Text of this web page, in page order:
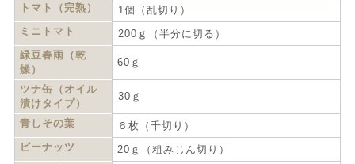
トマト（完熟）
1個（乱切り）
ミニトマト
200ｇ（半分に切る）
緑豆春雨（乾
燥）
60ｇ
ツナ缶（オイル
漬けタイプ）
30ｇ
青しその葉
６枚（千切り）
ピーナッツ
20ｇ（粗みじん切り）